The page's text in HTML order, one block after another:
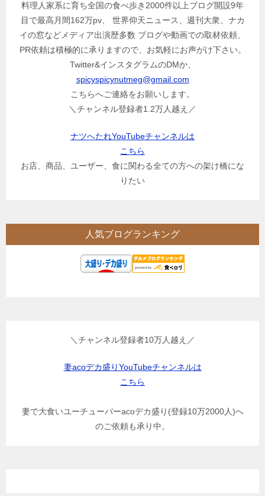
料理人家系に育ち全国の食べ歩き2000件以上ブログ開設9年
目で最高月間162万pv、 世界仰天ニュース、週刊大衆、ナカ
イの窓などメディア出演歴多数 ブログや動画での取材依頼、
PR依頼は積極的に承りますので、お気軽にお声がけ下さい。
Twitter&インスタグラムのDMか、
spicyspicynutmeg@gmail.com
こちらへご連絡をお願いします。
＼チャンネル登録者1.2万人越え／
ナツへたれYouTubeチャンネルは
こちら
お店、商品、ユーザー、食に関わる全ての方への架け橋にな
りたい
人気ブログランキング
＼チャンネル登録者10万人越え／
妻acoデカ盛りYouTubeチャンネルは
こちら
妻で大食いユーチューバーacoデカ盛り(登録10万2000人)へ
のご依頼も承り中。